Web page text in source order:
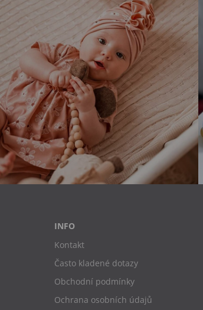
INFO
Kontakt
Často kladené dotazy
Obchodní podmínky
Ochrana osobních údajů